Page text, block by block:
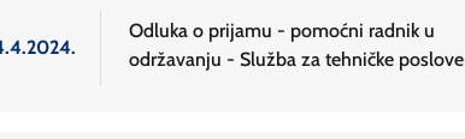
Odluka o prijamu - pomoćni radnik u
održavanju - Služba za tehničke poslove